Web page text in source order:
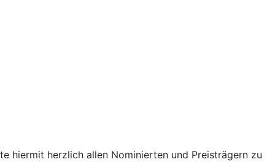
hiermit herzlich allen Nominierten und Preisträgern zu